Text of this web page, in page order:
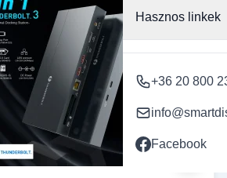
Hasznos linkek
+36 20 800
Facebook